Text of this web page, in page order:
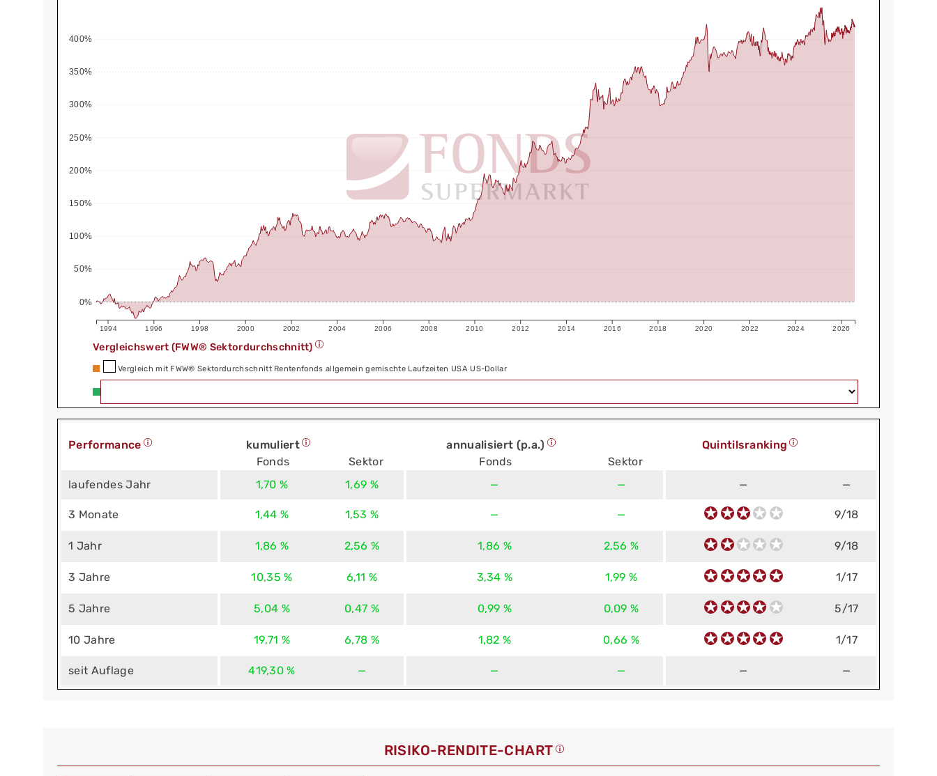
1994 1996 1998 2000 2002 2004 2006 2008 2010 2012 2014 2016 2018 2020 2022 2024 2026
0%
50%
100%
150%
200%
250%
300%
350%
400%
Vergleichswert (FWW® Sektordurchschnitt)
Vergleich mit FWW® Sektordurchschnitt Rentenfonds allgemein gemischte Laufzeiten USA US-Dollar
Performance
kumuliert
Fonds
Sektor
annualisiert (p.a.)
Fonds
Sektor
Quintilsranking
laufendes Jahr 1,70 % 1,69 % — — — —
3 Monate 1,44 % 1,53 % — — 9/18
1 Jahr 1,86 % 2,56 % 1,86 % 2,56 % 9/18
3 Jahre 10,35 % 6,11 % 3,34 % 1,99 % 1/17
5 Jahre 5,04 % 0,47 % 0,99 % 0,09 % 5/17
10 Jahre 19,71 % 6,78 % 1,82 % 0,66 % 1/17
seit Auflage 419,30 % — — — — —
RISIKO-RENDITE-CHART